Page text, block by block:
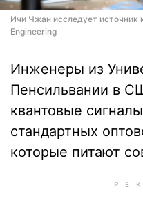
Ичи Чжан исследует источник
Engineering
Инженеры из
Пенсильвании в
квантовые
стандартных
которые питают